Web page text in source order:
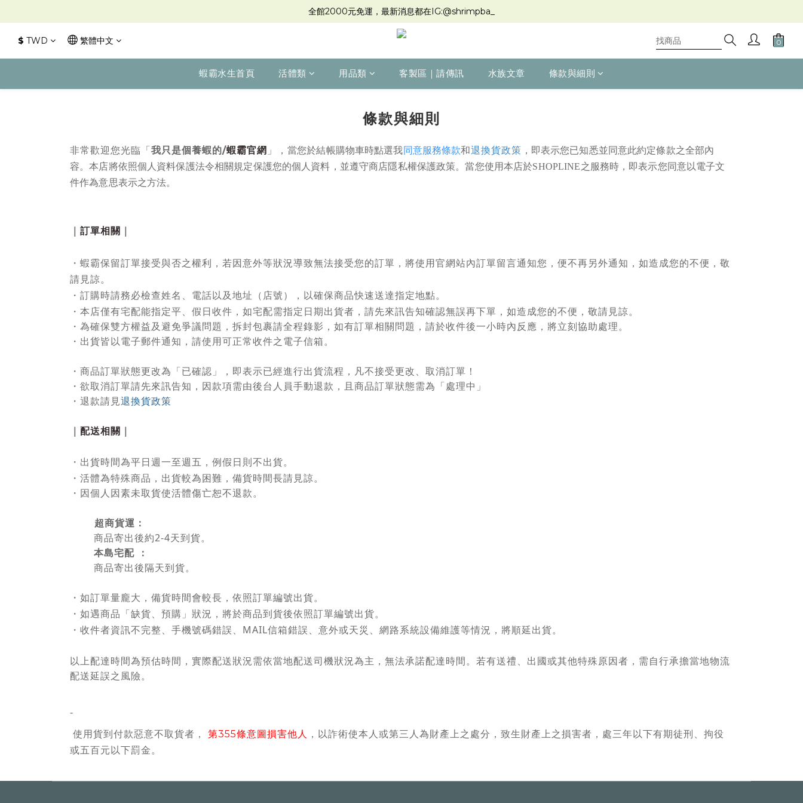
全館2000元免運，最新消息都在IG:@shrimpba_
$ TWD 繁體中文
蝦霸水生首頁 活體類 用品類 客製區｜請傳訊 水族文章 條款與細則
條款與細則
非常歡迎您光臨「我只是個養蝦的/蝦霸官網 」 ， 當您於結帳購物車時點選我同意服務條款和退換貨政策 ，即表示您已知悉並同意此約定條款之全部內
容。本店將依照個人資料保護法令相關規定保護您的個人資料，並遵守商店隱私權保護政策。當您使用本店於SHOPLINE之服務時，即表示您同意以電子文
件作為意思表示之方法。
｜ 訂單相關 ｜
・ 蝦霸保留訂單接受與否之權利，若因意外等狀況導致無法接受您的訂單，將使用官網站內訂單留言通知您，便不再另外通知，如造成您的不便，敬
請見諒。
・ 訂購時請務必檢查姓名、電話以及地址（店號），以確保商品快速送達指定地點。
・ 本店僅有宅配能指定平、假日收件，如宅配需指定日期出貨者，請先來訊告知確認無誤再下單，如造成您的不便，敬請見諒。
・ 為確保雙方權益及避免爭議問題，拆封包裹請全程錄影，如有訂單相關問題，請於收件後一小時內反應，將立刻協助處理。
・出貨皆以電子郵件通知，請使用可正常收件之電子信箱。
・ 商品訂單狀態更改為「已確認」，即表示已經進行出貨流程，凡不接受更改、取消訂單！
・欲取消訂單請先來訊告知，因款項需由後台人員手動退款，且 商品訂單狀態需為「處理中」
・退款請見退換貨政策
｜ 配送相關 ｜
・ 出貨時間為平日週一至週五，例假日則不出貨。
・活體為特殊商品，出貨較為困難，備貨時間長請見諒。
・因個人因素未取貨使活體傷亡恕不退款。
超商貨運：
商品寄出後約2-4天到貨。
本島宅配 ：
商品寄出後隔天到貨。
・ 如訂單量龐大，備貨時間會較長，依照訂單編號出貨。
・ 如遇商品「缺貨、預購」狀況，將於商品到貨後依照訂單編號出貨。
・ 收件者資訊不完整、手機號碼錯誤、 MAIL信箱錯誤、意外或天災、網路系統設備維護等情況，將順延出貨。
以上配達時間為預估時間，實際配送狀況需依當地配送司機狀況為主，無法承諾配達時間。若有送禮、出國或其他特殊原因者，需自行承擔當地物流
配送延誤之風險。
-
使用貨到付款惡意不取貨者， 第355條意圖損害他人 ，以詐術使本人或第三人為財產上之處分，致生財產上之損害者，處三年以下有期徒刑、拘役
或五百元以下罰金。